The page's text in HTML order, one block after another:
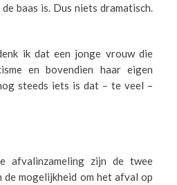
baas is. Dus niets dramatisch.
ik dat een jonge vrouw die
en bovendien haar eigen
steeds iets is dat – te veel –
afvalinzameling zijn de twee
de mogelijkheid om het afval op